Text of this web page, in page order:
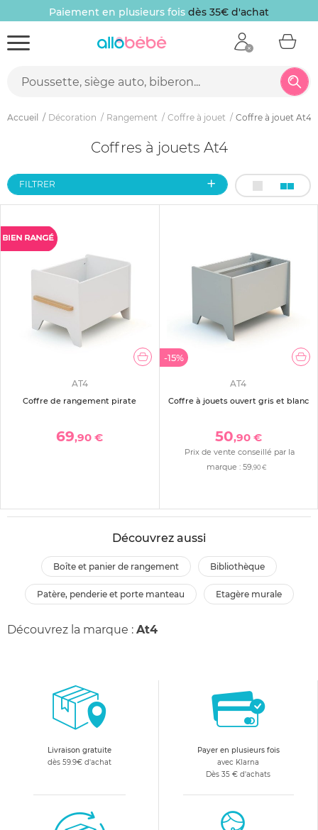
Paiement en plusieurs fois dès 35€ d'achat
Accueil Décoration Rangement Coffre à jouet Coffre à jouet At4
Coffres à jouets At4
FILTRER
AT4
Coffre de rangement pirate
69,90 €
-15%
AT4
Coffre à jouets ouvert gris et blanc
50,90 €
Prix de vente conseillé par la
marque :59,90 €
Découvrez aussi
boîte et panier de rangement bibliothèque
patère, penderie et porte manteau etagère murale
Découvrez la marque : At4
Livraison gratuite
dès 59.9€ d'achat
Payer en plusieurs fois
avec Klarna
Dès 35 € d'achats